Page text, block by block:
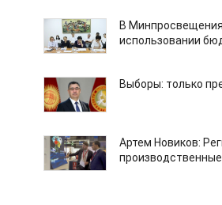
В
использовании
Выборы: только
Артем Новиков: